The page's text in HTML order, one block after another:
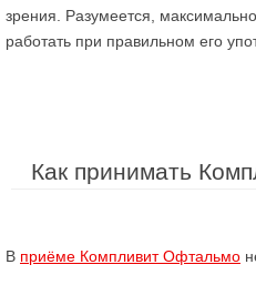
зрения. Разумеется,
работать при правильном его
Как принимать
В приёме Компливит Офтальмо